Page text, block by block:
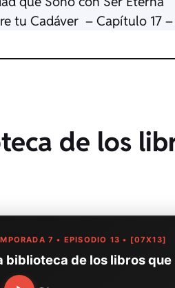
tu Cadáver – Capítulo 17
de los
7 • EPISODIO 13 • [07X13]
biblioteca de los libros